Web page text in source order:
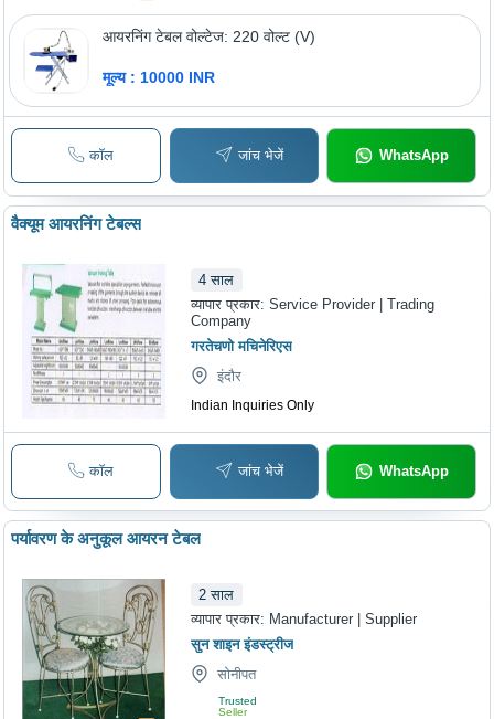
आयरनिंग टेबल वोल्टेज: 220 वोल्ट (V)
मूल्य : 10000 INR
कॉल जांच भेजें WhatsApp
वैक्यूम आयरनिंग टेबल्स
4 साल
व्यापार प्रकार:Service Provider | Trading
Company
गरतेचणो मचिनेरिएस
इंदौर
Indian Inquiries Only
कॉल जांच भेजें WhatsApp
पर्यावरण के अनुकूल आयरन टेबल
2 साल
व्यापार प्रकार: Manufacturer | Supplier
सुन शाइन इंडस्ट्रीज
सोनीपत
Trusted
Seller